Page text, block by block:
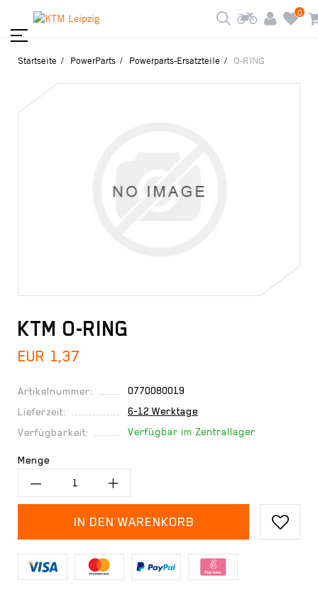
0
Startseite PowerParts Powerparts-Ersatzteile O-RING
KTM O-RING
EUR 1,37
Artikelnummer:
0770080019
Lieferzeit:
6-12 Werktage
Verfügbarkeit:
Verfügbar im Zentrallager
Menge
IN DEN WARENKORB